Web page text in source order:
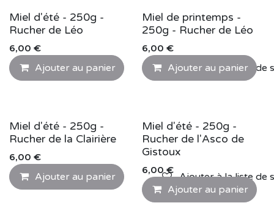
Miel d'été - 250g -
Rucher de Léo
6,00 €
Ajouter au panier Ajouter à la liste de
Miel de printemps -
250g - Rucher de Léo
6,00 €
Ajouter au panier
Miel d'été - 250g -
Rucher de la Clairière
6,00 €
Ajouter au panier Ajouter à la liste de
Miel d'été - 250g -
Rucher de l'Asco de
Gistoux
6,00€
Ajouter au panier